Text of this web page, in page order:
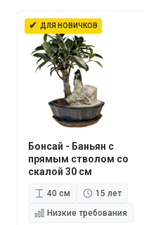
✔ ДЛЯ НОВИЧКОВ
Бонсай - Баньян с
прямым стволом со
скалой 30 см
40 см
15 лет
Низкие требования